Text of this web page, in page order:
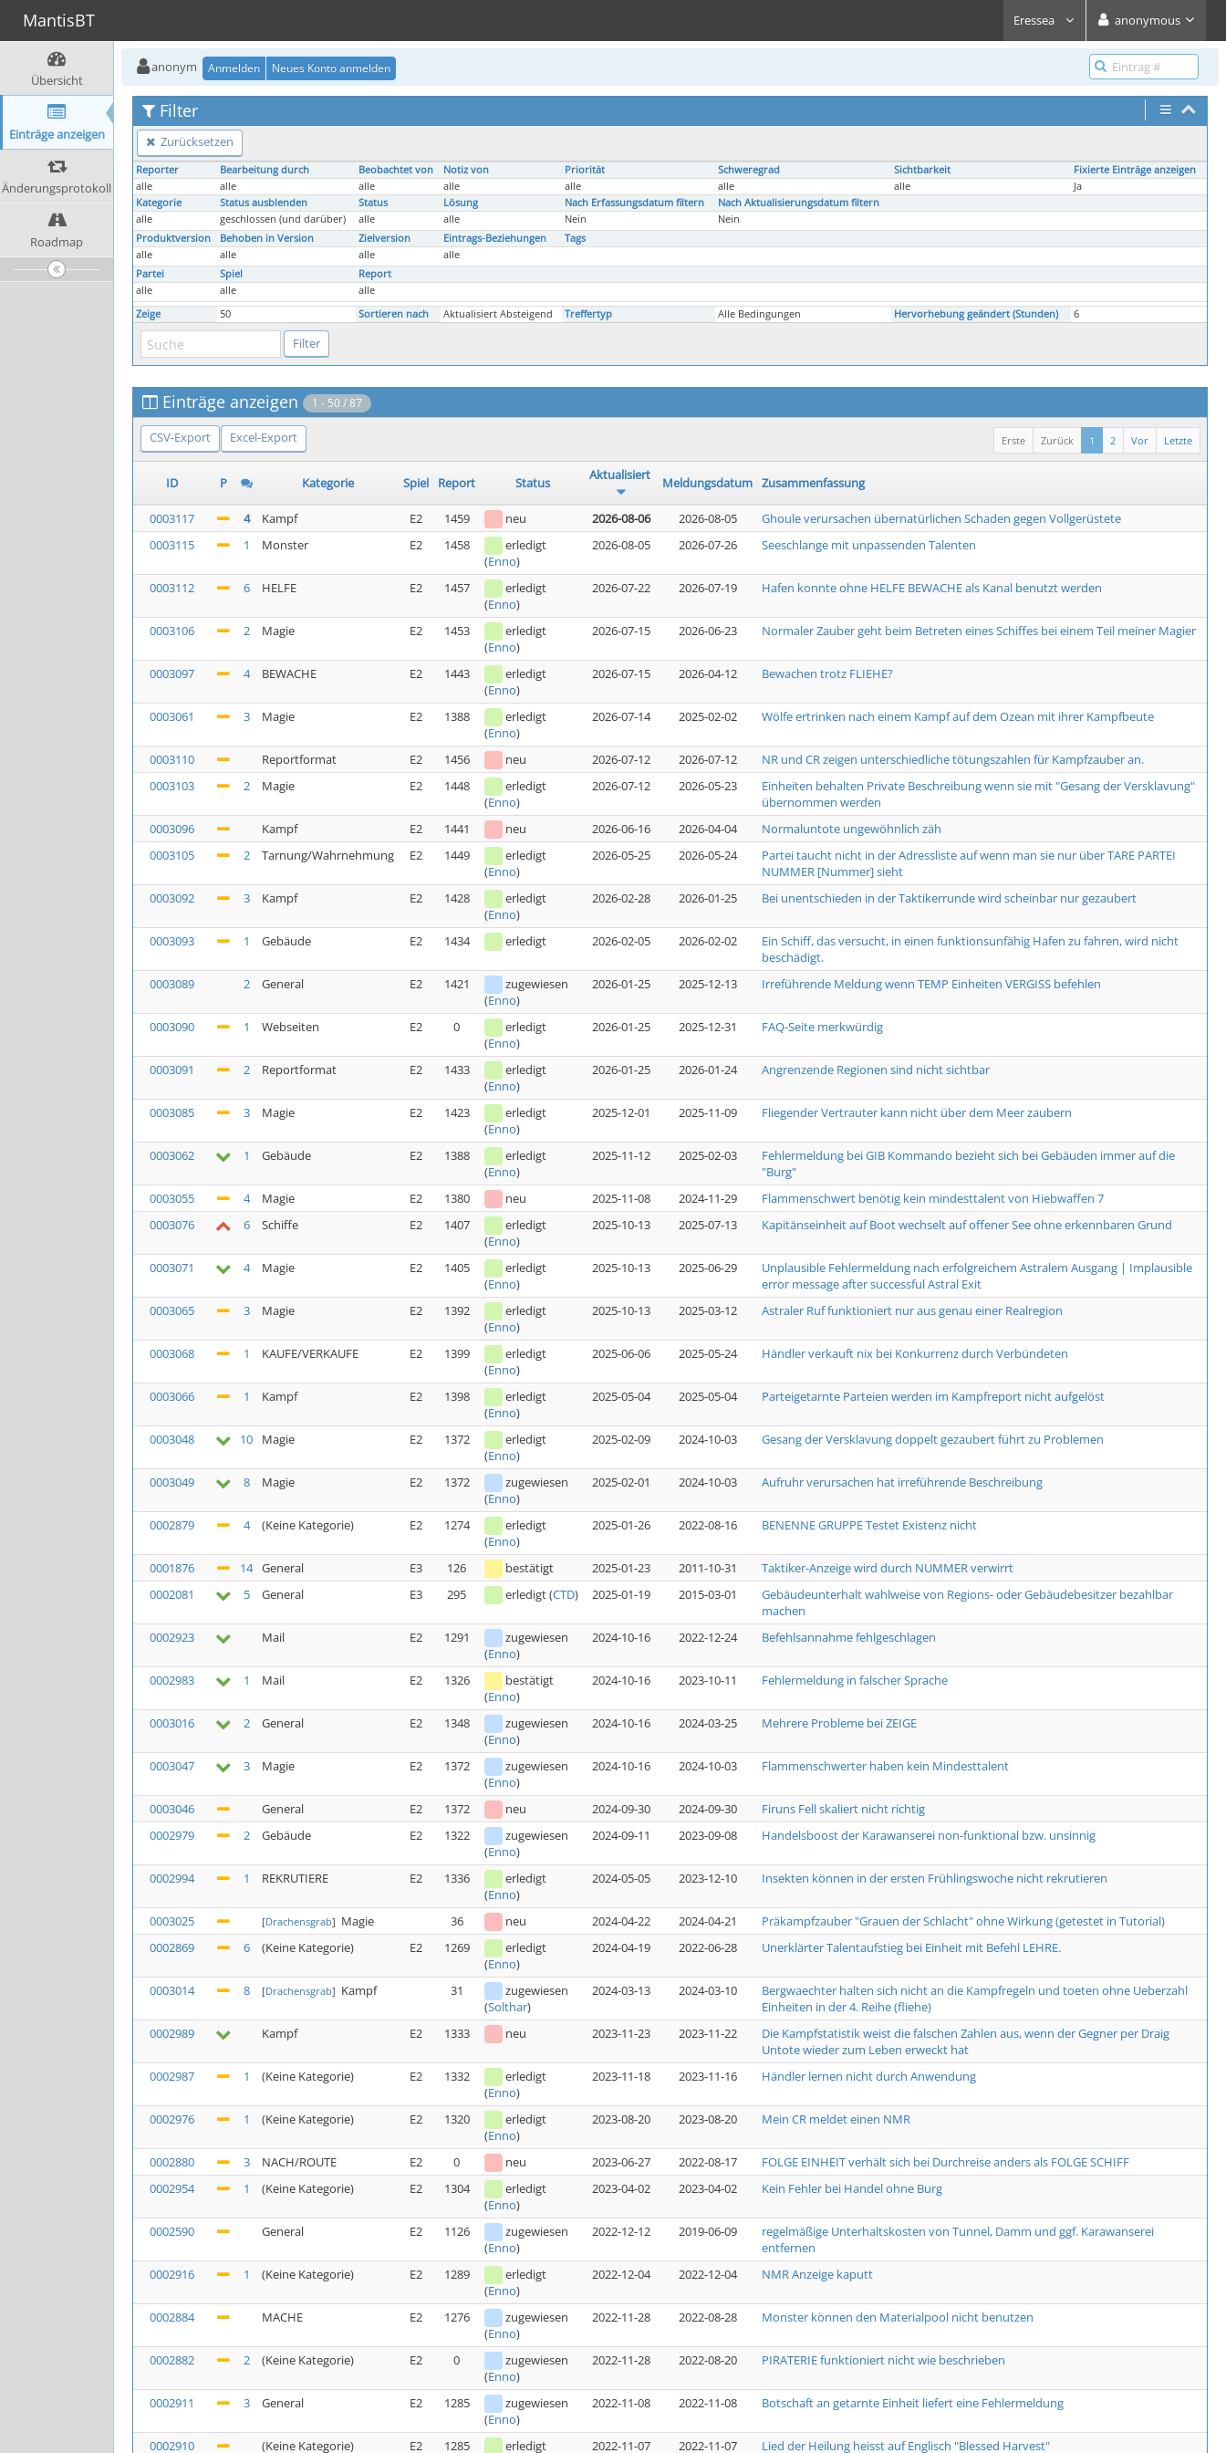
MantisBT Eressea anonymous
Übersicht
Einträge anzeigen
Änderungsprotokoll
Roadmap
anonym Anmelden Neues Konto anmelden
Filter
Zurücksetzen
Reporter Bearbeitung durch Beobachtet von Notiz von Priorität Schweregrad Sichtbarkeit
Fixierte Einträge anzeigen
alle
alle alle alle alle alle alle
Ja
Kategorie
Status ausblenden Status Lösung Nach Erfassungsdatum filtern
Nach Aktualisierungsdatum filtern
alle
geschlossen (und darüber) alle alle Nein
Nein
Produktversion
Behoben in Version Zielversion Eintrags-Beziehungen
Tags
alle
alle alle
alle
Partei
Spiel
Report
alle
alle
alle
Zeige
50 Sortieren nach Aktualisiert Absteigend Treffertyp Alle Bedingungen Hervorhebung geändert (Stunden) 6
Einträge anzeigen 1 - 50 / 87
CSV-Export Excel-Export Letzte
Vor
2
1
Zurück
Erste
ID P Kategorie Spiel Report Status Aktualisiert Meldungsdatum Zusammenfassung
0003117 4 Kampf E2 1459 neu 2026-08-06 2026-08-05
Ghoule verursachen übernatürlichen Schaden gegen Vollgerüstete
0003115
1 Monster E2 1458
erledigt
(Enno)
2026-08-05 2026-07-26 Seeschlange mit unpassenden Talenten
0003112 6 HELFE E2 1457
erledigt
(Enno)
2026-07-22 2026-07-19 Hafen konnte ohne HELFE BEWACHE als Kanal benutzt werden
0003106 2 Magie E2 1453
erledigt
(Enno)
2026-07-15 2026-06-23 Normaler Zauber geht beim Betreten eines Schiffes bei einem Teil meiner Magier
0003097 4 BEWACHE E2 1443
erledigt
(Enno)
2026-07-15 2026-04-12 Bewachen trotz FLIEHE?
0003061 3 Magie E2 1388
erledigt
(Enno)
2026-07-14 2025-02-02 Wölfe ertrinken nach einem Kampf auf dem Ozean mit ihrer Kampfbeute
0003110 Reportformat E2 1456 neu 2026-07-12 2026-07-12
NR und CR zeigen unterschiedliche tötungszahlen für Kampfzauber an.
0003103
2 Magie E2 1448
erledigt
(Enno)
2026-07-12 2026-05-23
Einheiten behalten Private Beschreibung wenn sie mit "Gesang der Versklavung"
übernommen werden
0003096
Kampf E2 1441 neu 2026-06-16 2026-04-04
Normaluntote ungewöhnlich zäh
0003105
2 Tarnung/Wahrnehmung E2 1449
erledigt
(Enno)
2026-05-25 2026-05-24
Partei taucht nicht in der Adressliste auf wenn man sie nur über TARE PARTEI
NUMMER [Nummer] sieht
0003092
3 Kampf E2 1428
erledigt
(Enno)
2026-02-28 2026-01-25 Bei unentschieden in der Taktikerrunde wird scheinbar nur gezaubert
0003093 1 Gebäude E2 1434 erledigt 2026-02-05 2026-02-02
Ein Schiff, das versucht, in einen funktionsunfähig Hafen zu fahren, wird nicht
beschädigt.
0003089
2 General E2 1421
zugewiesen
(Enno)
2026-01-25 2025-12-13 Irreführende Meldung wenn TEMP Einheiten VERGISS befehlen
0003090 1 Webseiten E2 0
erledigt
(Enno)
2026-01-25 2025-12-31 FAQ-Seite merkwürdig
0003091 2 Reportformat E2 1433
erledigt
(Enno)
2026-01-25 2026-01-24 Angrenzende Regionen sind nicht sichtbar
0003085 3 Magie E2 1423
erledigt
(Enno)
2025-12-01 2025-11-09 Fliegender Vertrauter kann nicht über dem Meer zaubern
0003062 1 Gebäude E2 1388
erledigt
(Enno)
2025-11-12 2025-02-03
Fehlermeldung bei GIB Kommando bezieht sich bei Gebäuden immer auf die
"Burg"
0003055
4 Magie E2 1380 neu 2025-11-08 2024-11-29
Flammenschwert benötig kein mindesttalent von Hiebwaffen 7
0003076
6 Schiffe E2 1407
erledigt
(Enno)
2025-10-13 2025-07-13 Kapitänseinheit auf Boot wechselt auf offener See ohne erkennbaren Grund
0003071 4 Magie E2 1405
erledigt
(Enno)
2025-10-13 2025-06-29
Unplausible Fehlermeldung nach erfolgreichem Astralem Ausgang | Implausible
error message after successful Astral Exit
0003065
3 Magie E2 1392
erledigt
(Enno)
2025-10-13 2025-03-12 Astraler Ruf funktioniert nur aus genau einer Realregion
0003068 1 KAUFE/VERKAUFE E2 1399
erledigt
(Enno)
2025-06-06 2025-05-24 Händler verkauft nix bei Konkurrenz durch Verbündeten
0003066 1 Kampf E2 1398
erledigt
(Enno)
2025-05-04 2025-05-04 Parteigetarnte Parteien werden im Kampfreport nicht aufgelöst
0003048 10 Magie E2 1372
erledigt
(Enno)
2025-02-09 2024-10-03 Gesang der Versklavung doppelt gezaubert führt zu Problemen
0003049 8 Magie E2 1372
zugewiesen
(Enno)
2025-02-01 2024-10-03 Aufruhr verursachen hat irreführende Beschreibung
0002879 4 (Keine Kategorie) E2 1274
erledigt
(Enno)
2025-01-26 2022-08-16 BENENNE GRUPPE Testet Existenz nicht
0001876 14 General E3 126 bestätigt 2025-01-23 2011-10-31
Taktiker-Anzeige wird durch NUMMER verwirrt
0002081
5 General E3 295 erledigt(CTD) 2025-01-19 2015-03-01
Gebäudeunterhalt wahlweise von Regions- oder Gebäudebesitzer bezahlbar
machen
0002923
Mail E2 1291
zugewiesen
(Enno)
2024-10-16 2022-12-24 Befehlsannahme fehlgeschlagen
0002983 1 Mail E2 1326
bestätigt
(Enno)
2024-10-16 2023-10-11 Fehlermeldung in falscher Sprache
0003016 2 General E2 1348
zugewiesen
(Enno)
2024-10-16 2024-03-25 Mehrere Probleme bei ZEIGE
0003047 3 Magie E2 1372
zugewiesen
(Enno)
2024-10-16 2024-10-03 Flammenschwerter haben kein Mindesttalent
0003046 General E2 1372 neu 2024-09-30 2024-09-30
Firuns Fell skaliert nicht richtig
0002979
2 Gebäude E2 1322
zugewiesen
(Enno)
2024-09-11 2023-09-08 Handelsboost der Karawanserei non-funktional bzw. unsinnig
0002994 1 REKRUTIERE E2 1336
erledigt
(Enno)
2024-05-05 2023-12-10 Insekten können in der ersten Frühlingswoche nicht rekrutieren
0003025 [Drachensgrab] Magie 36 neu 2024-04-22 2024-04-21
Präkampfzauber "Grauen der Schlacht" ohne Wirkung (getestet in Tutorial)
0002869
6 (Keine Kategorie) E2 1269
erledigt
(Enno)
2024-04-19 2022-06-28 Unerklärter Talentaufstieg bei Einheit mit Befehl LEHRE.
0003014 8 [Drachensgrab] Kampf 31
zugewiesen
(Solthar)
2024-03-13 2024-03-10
Bergwaechter halten sich nicht an die Kampfregeln und toeten ohne Ueberzahl
Einheiten in der 4. Reihe (fliehe)
0002989
Kampf E2 1333 neu 2023-11-23 2023-11-22
Die Kampfstatistik weist die falschen Zahlen aus, wenn der Gegner per Draig
Untote wieder zum Leben erweckt hat
0002987
1 (Keine Kategorie) E2 1332
erledigt
(Enno)
2023-11-18 2023-11-16 Händler lernen nicht durch Anwendung
0002976 1 (Keine Kategorie) E2 1320
erledigt
(Enno)
2023-08-20 2023-08-20 Mein CR meldet einen NMR
0002880 3 NACH/ROUTE E2 0 neu 2023-06-27 2022-08-17
FOLGE EINHEIT verhält sich bei Durchreise anders als FOLGE SCHIFF
0002954
1 (Keine Kategorie) E2 1304
erledigt
(Enno)
2023-04-02 2023-04-02 Kein Fehler bei Handel ohne Burg
0002590 General E2 1126
zugewiesen
(Enno)
2022-12-12 2019-06-09
regelmäßige Unterhaltskosten von Tunnel, Damm und ggf. Karawanserei
entfernen
0002916
1 (Keine Kategorie) E2 1289
erledigt
(Enno)
2022-12-04 2022-12-04 NMR Anzeige kaputt
0002884 MACHE E2 1276
zugewiesen
(Enno)
2022-11-28 2022-08-28 Monster können den Materialpool nicht benutzen
0002882 2 (Keine Kategorie) E2 0
zugewiesen
(Enno)
2022-11-28 2022-08-20 PIRATERIE funktioniert nicht wie beschrieben
0002911 3 General E2 1285
zugewiesen
(Enno)
2022-11-08 2022-11-08 Botschaft an getarnte Einheit liefert eine Fehlermeldung
0002910 (Keine Kategorie) E2 1285 erledigt 2022-11-07 2022-11-07 Lied der Heilung heisst auf Englisch "Blessed Harvest"